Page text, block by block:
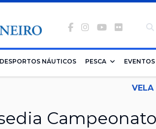
Facebook
Instagram
Youtube
Flickr
banco
NÁUTICOS PESCA EVENTOS
VELA